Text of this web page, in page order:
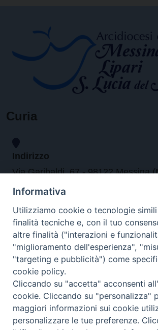
Curia
Indirizzo
Via Garibaldi, 67 - 98122 Messina
Orari
da lunedi al venerdi dalle ore 9.30
Contatti
Tel. 090.6684111 - Fax.
arcivescovo.messina@tin.it
Canali social
Informativa
Utilizziamo cookie o tecnologie
finalità tecniche e, con il tuo
altre finalità ("interazioni e
"miglioramento dell'esperienza",
"targeting e pubblicità") come
cookie policy.
Cliccando su "accetta" acconsenti
cookie. Cliccando su "personalizza"
maggiori informazioni sui cookie
personalizzare le tue preferenze.